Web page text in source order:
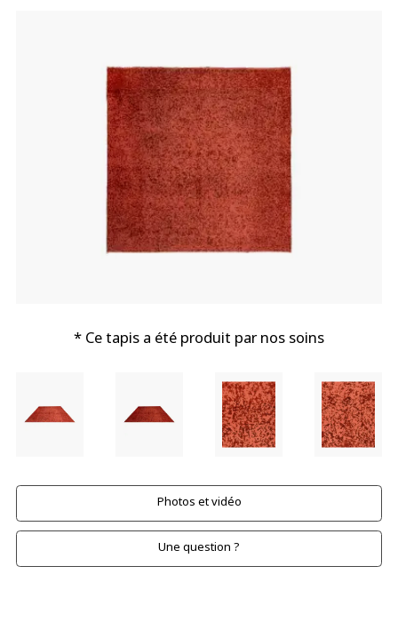
* Ce tapis a été produit par nos soins
Photos et vidéo
Une question ?